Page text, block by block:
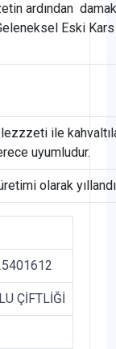
ardından
Eski
ile
uyumludur.
olarak
ÇİFTLİĞİ